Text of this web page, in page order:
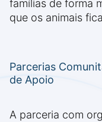
famílias de forma
que os animais
Parcerias
de Apoio
A parceria com